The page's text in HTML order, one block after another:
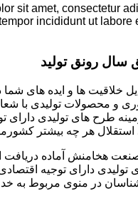
sit amet, consectetur
incididunt ut labore
سال رونق تولید
خلاقیت ها و ایده های شما
و محصولات تولیدی با
طرح های تولیدی
هر چه بیشتر
هخامنش آماده دریافت
تولیدی دارای توجیه
در منوی مربوط به